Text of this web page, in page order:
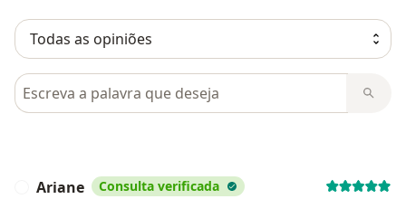
Pesquisar em opiniões
Ariane Consulta verificada